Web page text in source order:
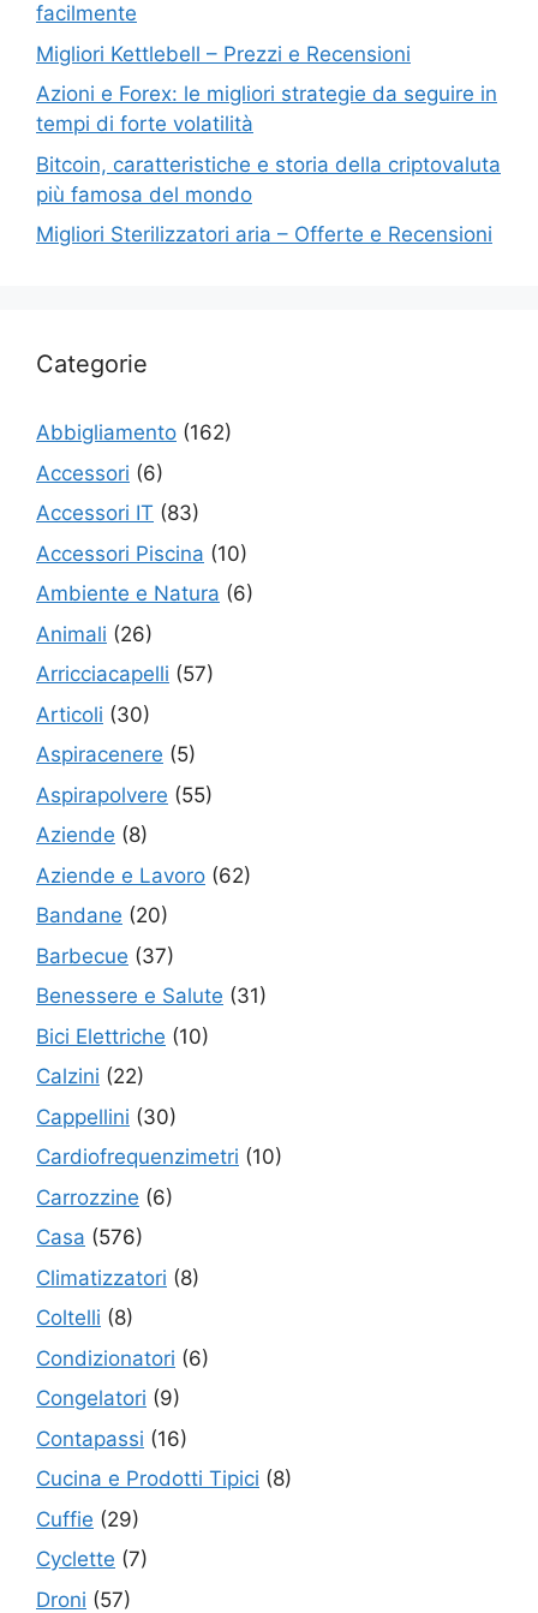
facilmente
Migliori Kettlebell – Prezzi e Recensioni
Azioni e Forex: le migliori strategie da seguire in
tempi di forte volatilità
Bitcoin, caratteristiche e storia della criptovaluta
più famosa del mondo
Migliori Sterilizzatori aria – Offerte e Recensioni
Categorie
Abbigliamento (162)
Accessori (6)
Accessori IT (83)
Accessori Piscina (10)
Ambiente e Natura (6)
Animali (26)
Arricciacapelli (57)
Articoli (30)
Aspiracenere (5)
Aspirapolvere (55)
Aziende (8)
Aziende e Lavoro (62)
Bandane (20)
Barbecue (37)
Benessere e Salute (31)
Bici Elettriche (10)
Calzini (22)
Cappellini (30)
Cardiofrequenzimetri (10)
Carrozzine (6)
Casa (576)
Climatizzatori (8)
Coltelli (8)
Condizionatori (6)
Congelatori (9)
Contapassi (16)
Cucina e Prodotti Tipici (8)
Cuffie (29)
Cyclette (7)
Droni (57)